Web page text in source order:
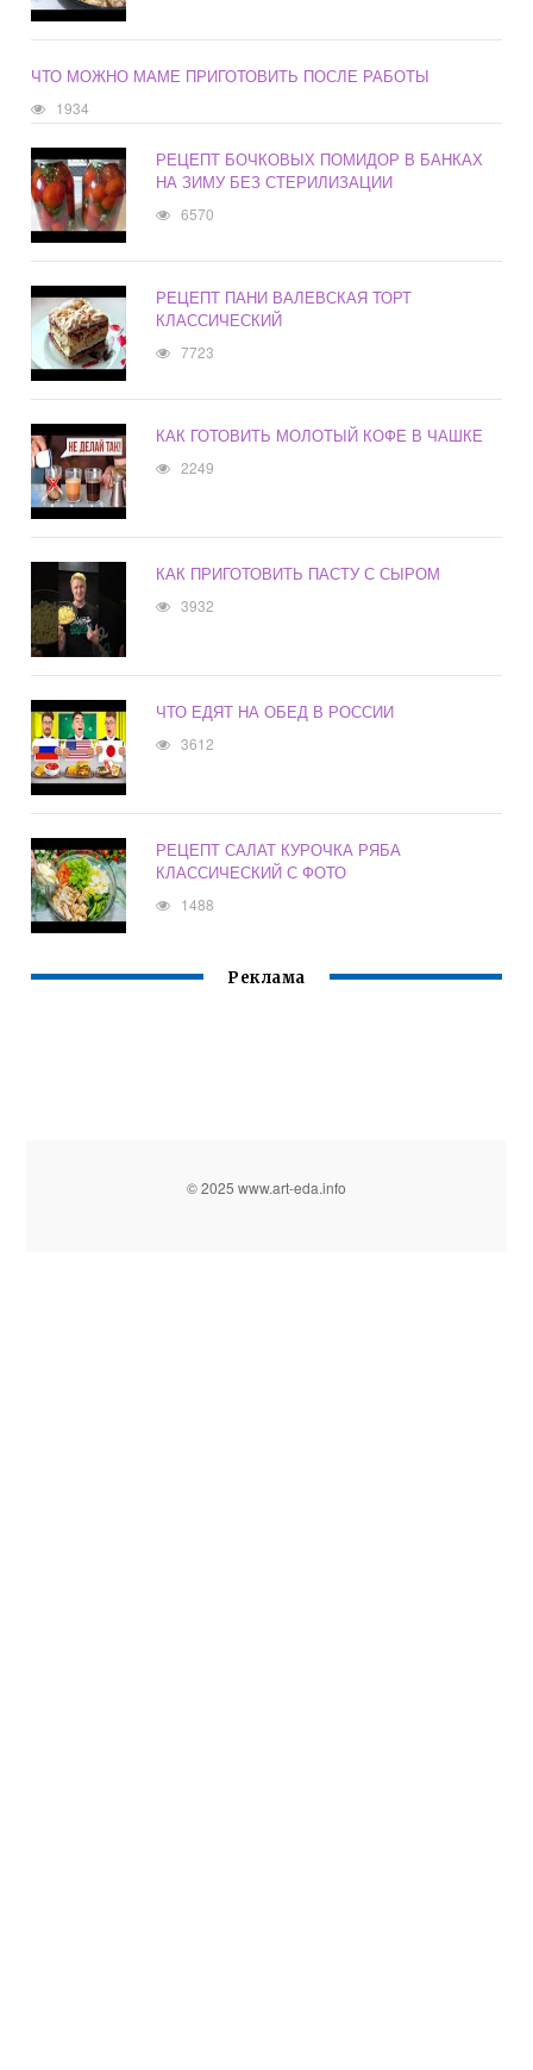
ЧТО МОЖНО МАМЕ ПРИГОТОВИТЬ ПОСЛЕ РАБОТЫ
1934
РЕЦЕПТ БОЧКОВЫХ ПОМИДОР В БАНКАХ
НА ЗИМУ БЕЗ СТЕРИЛИЗАЦИИ
6570
РЕЦЕПТ ПАНИ ВАЛЕВСКАЯ ТОРТ
КЛАССИЧЕСКИЙ
7723
КАК ГОТОВИТЬ МОЛОТЫЙ КОФЕ В ЧАШКЕ
2249
КАК ПРИГОТОВИТЬ ПАСТУ С СЫРОМ
3932
ЧТО ЕДЯТ НА ОБЕД В РОССИИ
3612
РЕЦЕПТ САЛАТ КУРОЧКА РЯБА
КЛАССИЧЕСКИЙ С ФОТО
1488
Реклама
© 2025 www.art-eda.info